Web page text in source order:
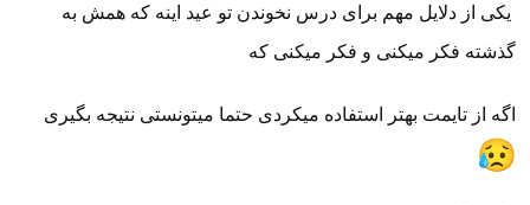
یکی از دلایل مهم برای درس نخوندن تو عید اینه که همش به
گذشته فکر میکنی و فکر میکنی که
اگه از تایمت بهتر استفاده میکردی حتما میتونستی نتیجه بگیری